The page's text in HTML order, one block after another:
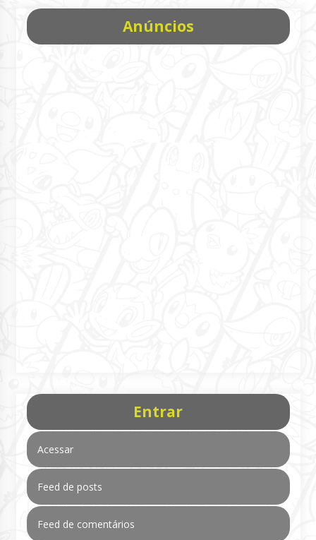
Anúncios
Entrar
Acessar
Feed de posts
Feed de comentários